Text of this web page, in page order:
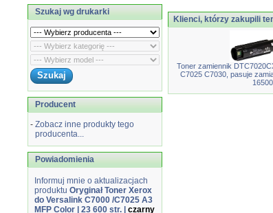
Szukaj wg drukarki
Producent
- Zobacz inne produkty tego
producenta...
Powiadomienia
Informuj mnie o aktualizacjach
produktu Oryginał Toner Xerox
do Versalink C7000 /C7025 A3
MFP Color | 23 600 str. | czarny
Klienci, którzy zakupili
Toner zamiennik
C7025 C7030, pasuje